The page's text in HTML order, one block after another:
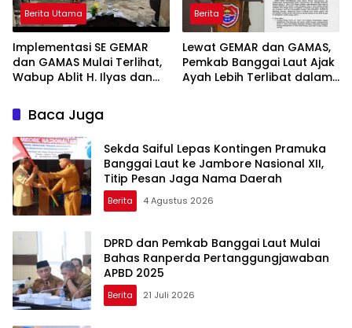
Berita Utama
Implementasi SE GEMAR
dan GAMAS Mulai Terlihat,
Wabup Ablit H. Ilyas dan
Kompak Ambil Rapor Anak
Berita
Lewat GEMAR dan GAMAS,
Pemkab Banggai Laut Ajak
Ayah Lebih Terlibat dalam
Baca Juga
Sekda Saiful Lepas Kontingen Pramuka
Banggai Laut ke Jambore Nasional XII,
Titip Pesan Jaga Nama Daerah
Berita 4 Agustus 2026
DPRD dan Pemkab Banggai Laut Mulai
Bahas Ranperda Pertanggungjawaban
APBD 2025
Berita 21 Juli 2026